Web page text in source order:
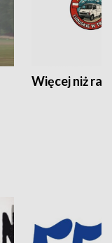
Więcej niż rajd